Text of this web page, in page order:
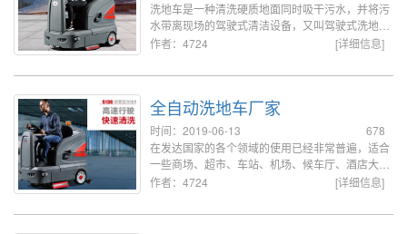
洗地车是一种清洗硬质地面同时吸干污水，并将污
水带离现场的驾驶式清洁设备，又叫驾驶式洗地
机，这类利用水工作的机器需要每天或在完成清洗
[详细信息]
作者：4724
全自动洗地车厂家
678
时间：2019-06-13
在发达国家的各个领域的使用已经非常普遍，适合
一些商场、超市、车站、机场、候车厅、酒店大
厅、工厂、车间、仓库、学校、饭店、医院、卖
馆、酒店、食堂、餐厅等具有广阔硬质地面的场
[详细信息]
作者：4724